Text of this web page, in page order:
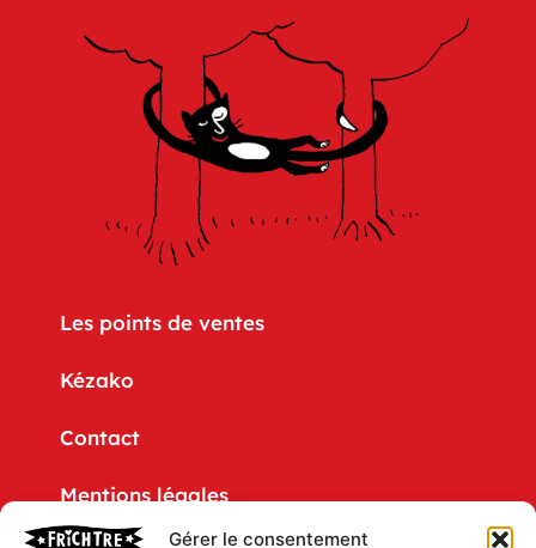
Gérer le consentement
Les points de ventes
Kézako
Contact
Mentions légales